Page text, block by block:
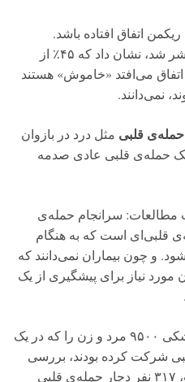
اتفاق افتاده باشد.
مطالعات جدیدی که دوشنبه منتشر شد، نشان داد که ۴۵٪ از
می‌افتد «خاموش» هستند
نمی‌دانند.
حمله‌ی قلبی مثل درد در بازوان
یک حمله‌ی قلبی عادی صدمه
مطالعات: سرانجام حمله‌ی
قلبی‌ای است که به هنگام
و چون بیماران نمی‌دانند که
نیاز برای پیشگیری از یک
تیم دکتر سولیمان، پرونده ی پزشکی ۹۵۰۰ مرد و زن را که در یک
شرکت کرده بودند، بررسی
کردند. در طول ۹ سال مطالعات، ۳۱۷ نفر دچار حمله‌ی قلبی